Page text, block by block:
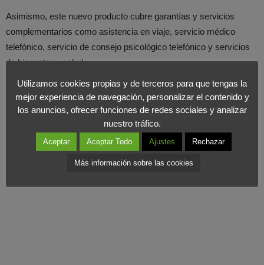
Asimismo, este nuevo producto cubre garantías y servicios
complementarios como asistencia en viaje, servicio médico
telefónico, servicio de consejo psicológico telefónico y servicios
de bienestar y salud.
Desde el Foro Internacional de Markerting c
onsideramos que
esta iniciativa es una estrategia deMarketingde los grandes
almacenes para diversificar el mercado y es otro medio de
fidelización de sus clientes.
Utilizamos cookies propias y de terceros para que tengas la
mejor experiencia de navegación, personalizar el contenido y
los anuncios, ofrecer funciones de redes sociales y analizar
nuestro tráfico.
Aceptar Aceptar Todo Ajustes Rechazar
Más información sobre las cookies